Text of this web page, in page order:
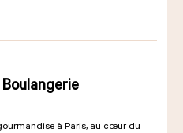
à Paris, au cœur du